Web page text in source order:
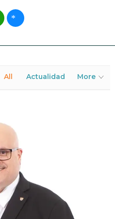
All Actualidad More